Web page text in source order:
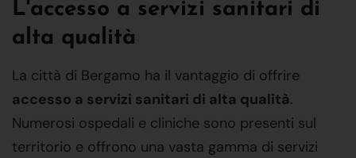
L'accesso a servizi sanitari di
alta qualità
La città di Bergamo ha il vantaggio di offrire
accesso a servizi sanitari di alta qualità.
Numerosi ospedali e cliniche sono presenti sul
territorio e offrono una vasta gamma di servizi